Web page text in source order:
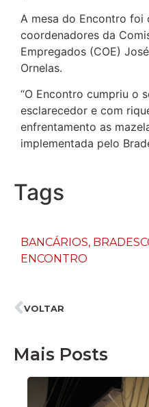
A mesa do Encontro foi
coordenadores da
Empregados (COE)
Ornelas.
“O Encontro cumpriu o
esclarecedor e com
enfrentamento as
implementada pelo
Tags
BANCÁRIOS,
ENCONTRO
VOLTAR
Mais Posts